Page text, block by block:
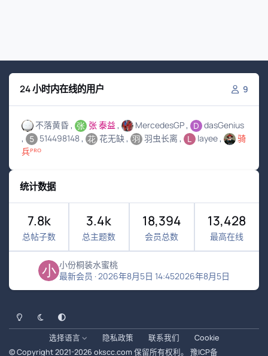
24 小时内在线的用户 9
不落黄昏 张 泰益 MercedesGP
dasGenius
514498148
花无缺 羽虫长离 layee
骑
兵ᴾᴿᴼ
统计数据
7.8k
总帖子数
3.4k
总主题数
18,394
会员总数
13,428
最高在线
小份桐装水蜜桃
最新会员 ·2026年8月5日 14:452026年8月5日
浅色模式黑暗模式系统偏好
选择语言 隐私政策 联系我们
Cookie
© Copyright 2021-2026 okscc.com 保留所有权利。 豫ICP备